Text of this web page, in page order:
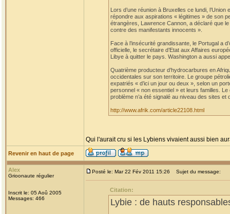
Lors d’une réunion à Bruxelles ce lundi,
répondre aux aspirations « légitimes » de son
étrangères, Lawrence Cannon, a déclaré que
contre des manifestants innocents ».
Face à l’insécurité grandissante, le Portugal a
officielle, le secrétaire d’Etat aux Affaires
Libye à quitter le pays. Washington a aussi
Quatrième producteur d’hydrocarbures en
occidentales sur son territoire. Le groupe
expatriés « d’ici un jour ou deux », selon un
personnel « non essentiel » et leurs familles.
problème n’a été signalé au niveau des sites
http://www.afrik.com/article22108.html
Qui l'aurait cru si les Lybiens vivaient aussi bien
Revenir en haut de page
Alex
Grioonaute régulier
Inscrit le: 05 Aoû 2005
Messages: 466
Posté le: Mar 22 Fév 2011 15:26 Sujet du message:
Citation:
Lybie : de hauts